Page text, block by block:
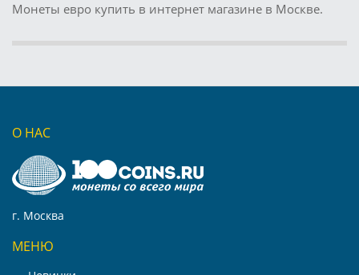
Монеты евро купить в интернет магазине в Москве.
О НАС
г. Москва
МЕНЮ